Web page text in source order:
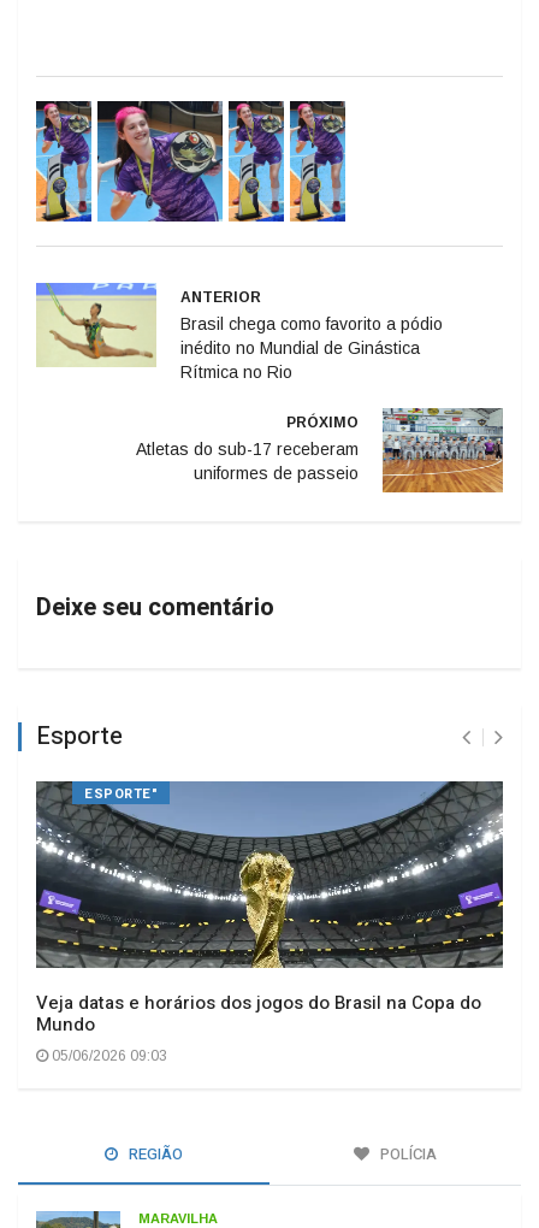
ANTERIOR
Brasil chega como favorito a pódio
inédito no Mundial de Ginástica
Rítmica no Rio
PRÓXIMO
Atletas do sub-17 receberam
uniformes de passeio
Deixe seu comentário
Esporte
ESPORTE"
Veja datas e horários dos jogos do Brasil na Copa do
Mundo
05/06/2026 09:03
REGIÃO POLÍCIA
MARAVILHA